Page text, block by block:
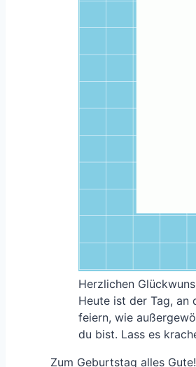
Herzlichen
Heute ist der Tag, an
feiern, wie
du bist. Lass es
Zum Geburtstag alles